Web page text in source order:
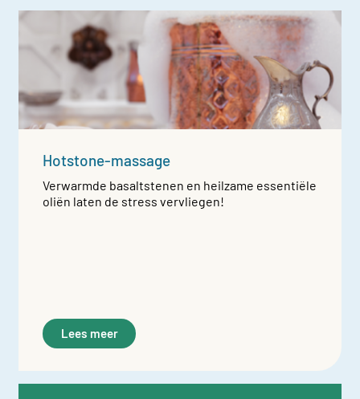
Hotstone-massage
Verwarmde basaltstenen en heilzame essentiële
oliën laten de stress vervliegen!
Lees meer